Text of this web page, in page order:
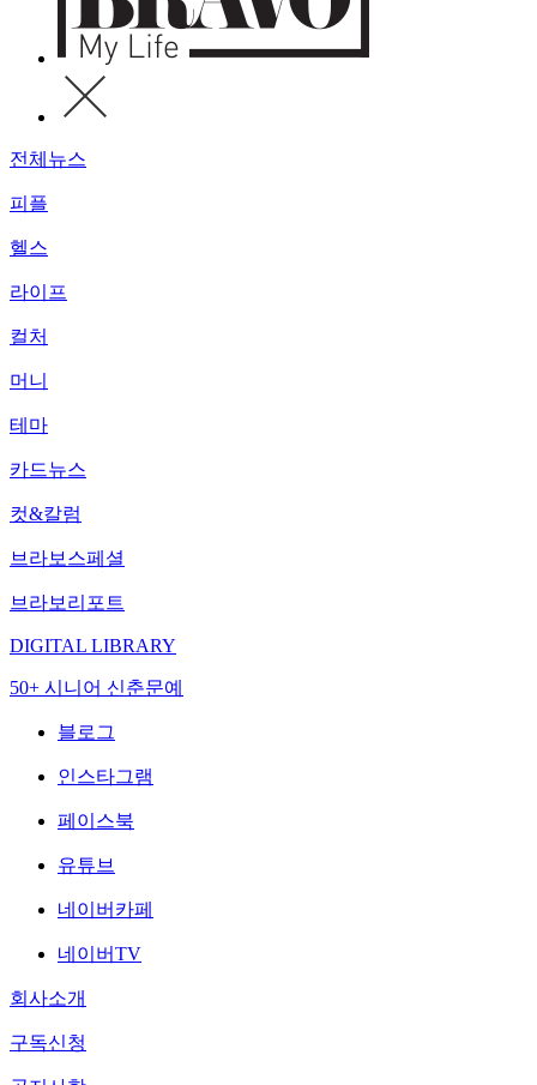
전체뉴스
피플
헬스
라이프
컬처
머니
테마
카드뉴스
컷&칼럼
브라보스페셜
브라보리포트
DIGITAL LIBRARY
50+ 시니어 신춘문예
블로그
인스타그램
페이스북
유튜브
네이버카페
네이버TV
회사소개
구독신청